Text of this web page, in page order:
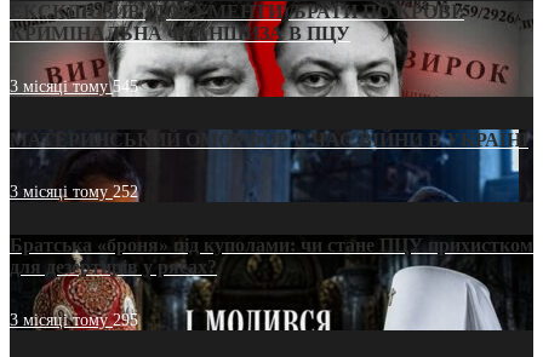
ЕКСКЛЮЗИВ (ДОКУМЕНТИ)/БРАТИ ПО КРОВІ:
КРИМІНАЛЬНА ФРАНШИЗА В ПЦУ
3 місяці тому545
МАТЕРИНСЬКИЙ ОМОРФОР В ЧАС ВІЙНИ В УКРАЇНІ
3 місяці тому252
Братська «броня» під куполами: чи стане ПЦУ прихистком
для дезертирів у рясах?
3 місяці тому295